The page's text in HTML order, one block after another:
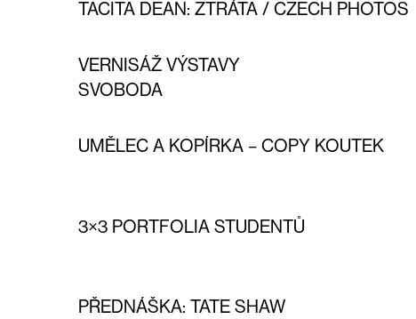
TACITA DEAN: ZTRÁTA / CZECH PHOTOS
VERNISÁŽ VÝSTAVY
SVOBODA
UMĚLEC A KOPÍRKA – COPY KOUTEK
3×3 PORTFOLIA STUDENTŮ
PŘEDNÁŠKA: TATE SHAW